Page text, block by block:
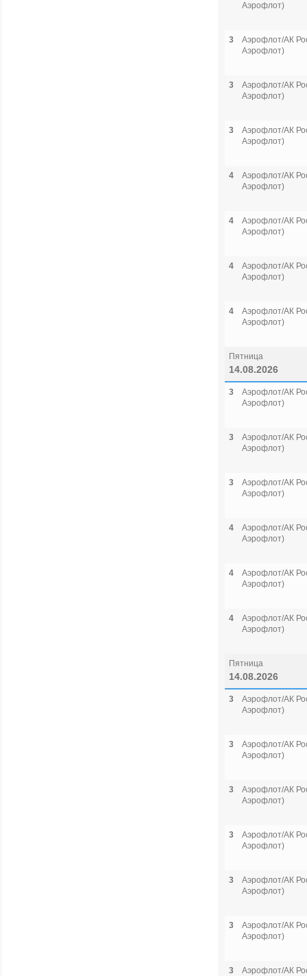
Аэрофлот)
3
Аэрофлот/АК
Аэрофлот)
3
Аэрофлот/АК
Аэрофлот)
3
Аэрофлот/АК
Аэрофлот)
4
Аэрофлот/АК
Аэрофлот)
4
Аэрофлот/АК
Аэрофлот)
4
Аэрофлот/АК
Аэрофлот)
4
Аэрофлот/АК
Аэрофлот)
Пятница
14.08.2026
3
Аэрофлот/АК
Аэрофлот)
3
Аэрофлот/АК
Аэрофлот)
3
Аэрофлот/АК
Аэрофлот)
4
Аэрофлот/АК
Аэрофлот)
4
Аэрофлот/АК
Аэрофлот)
4
Аэрофлот/АК
Аэрофлот)
Пятница
14.08.2026
3
Аэрофлот/АК
Аэрофлот)
3
Аэрофлот/АК
Аэрофлот)
3
Аэрофлот/АК
Аэрофлот)
3
Аэрофлот/АК
Аэрофлот)
3
Аэрофлот/АК
Аэрофлот)
3
Аэрофлот/АК
Аэрофлот)
3
Аэрофлот/АК